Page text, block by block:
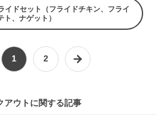
イドセット（フライドチキン、フライ
ト、ナゲット）
1 2
アウトに関する記事